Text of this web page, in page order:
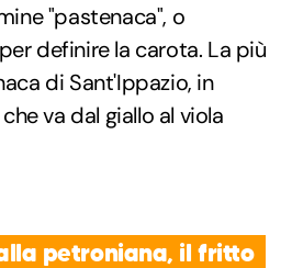
"pastenaca", o
definire la carota. La più
di Sant'Ippazio, in
va dal giallo al viola
petroniana, il fritto